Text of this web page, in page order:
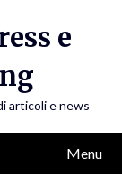
e
articoli e news
Menu